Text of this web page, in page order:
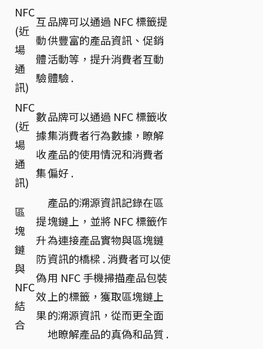
NFC
(近
場
通
訊)
互
動
體
驗
品牌可以通過 NFC 標籤提
供豐富的產品資訊、促銷
活動等，提升消費者互動
體驗 .
NFC
(近
場
通
訊)
數
據
收
集
品牌可以通過 NFC 標籤收
集消費者行為數據，瞭解
產品的使用情況和消費者
偏好 .
區
塊
鏈
與
NFC
結
合
提
升
防
偽
效
果
產品的溯源資訊記錄在區
塊鏈上，並將 NFC 標籤作
為連接產品實物與區塊鏈
資訊的橋樑 . 消費者可以使
用 NFC 手機掃描產品包裝
上的標籤，獲取區塊鏈上
的溯源資訊，從而更全面
地瞭解產品的真偽和品質 .